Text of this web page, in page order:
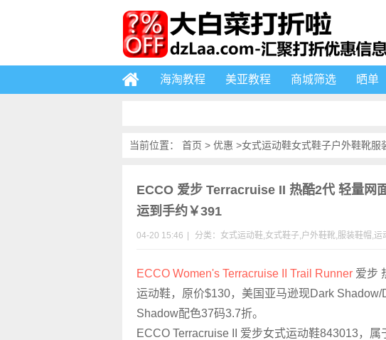
海淘教程 美亚教程 商城筛选 晒单
当前位置： 首页 > 优惠 >女式运动鞋女式鞋子户外鞋靴服
ECCO 爱步 Terracruise II 热酷2代 轻量网
运到手约￥391
04-20 15:46 分类： 女式运动鞋,女式鞋子,户外鞋靴, 服装鞋帽,运
ECCO Women's Terracruise II Trail Runner 爱步
运动鞋，原价$130，美国亚马逊现Dark Shadow/
Shadow配色37码3.7折。
ECCO Terracruise II 爱步女式运动鞋843013，属